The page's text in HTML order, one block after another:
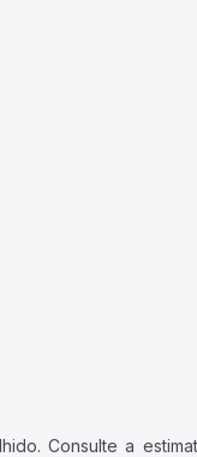
Consulte a